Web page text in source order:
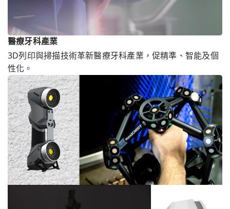
醫療牙科產業
3D列印與掃描技術革新醫療牙科產業，促精準、智能及個
性化。